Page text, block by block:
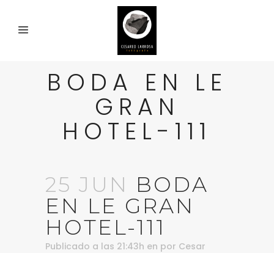
BODA EN LE
GRAN
HOTEL-111
25 JUN BODA
EN LE GRAN
HOTEL-111
Publicado a las 21:43h en por Cesar